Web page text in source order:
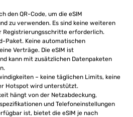
den QR-Code, um die eSIM
zu verwenden. Es sind keine weiteren
Registrierungsschritte erforderlich.
Paket. Keine automatischen
Verträge. Die eSIM ist
kann mit zusätzlichen Datenpaketen
– keine täglichen Limits, keine
Hotspot wird unterstützt.
hängt von der Netzabdeckung,
und Telefoneinstellungen
ist, bietet die eSIM je nach